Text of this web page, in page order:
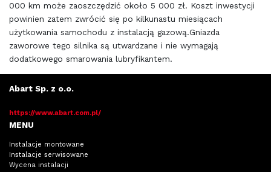
000 km może zaoszczędzić około 5 000 zł. Koszt inwestycji
powinien zatem zwrócić się po kilkunastu miesiącach
użytkowania samochodu z instalacją gazową.Gniazda
zaworowe tego silnika są utwardzane i nie wymagają
dodatkowego smarowania lubryfikantem.
Abart Sp. z o.o.
https://www.abart.com.pl/
MENU
Instalacje montowane
Instalacje serwisowane
Wycena instalacji